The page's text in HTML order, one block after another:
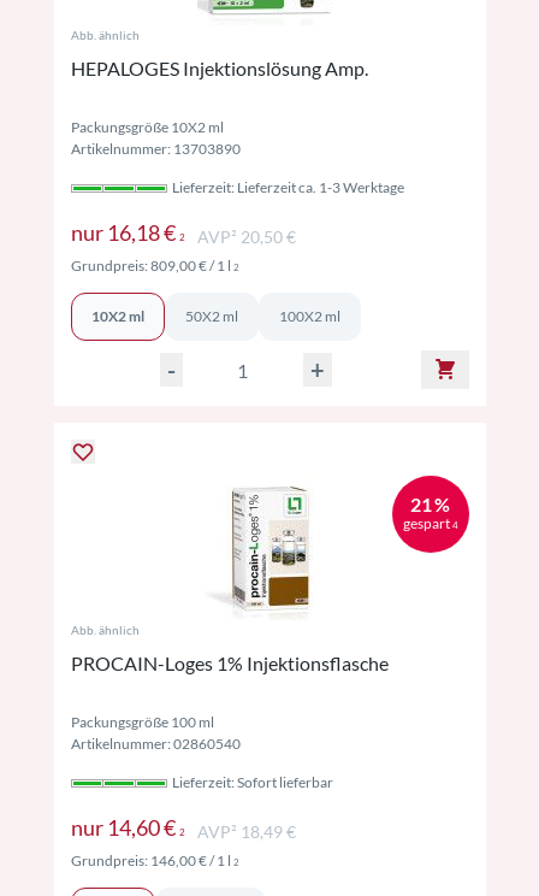
Abb. ähnlich
HEPALOGES Injektionslösung Amp.
Packungsgröße 10X2 ml
Artikelnummer: 13703890
Lieferzeit: Lieferzeit ca. 1-3 Werktage
nur 16,18 € 2Preise inkl. MwSt. ggf. zzgl. Versand
AVP² 20,50 €
Grundpreis:809,00 €/ 1 l 2Preise inkl. MwSt. ggf. zzgl. Versand
10X2 ml 50X2 ml 100X2 ml
- +
21 %
gespart 4
Abb. ähnlich
PROCAIN-Loges 1% Injektionsflasche
Packungsgröße 100 ml
Artikelnummer: 02860540
Lieferzeit: Sofort lieferbar
nur 14,60 € 2Preise inkl. MwSt. ggf. zzgl. Versand
AVP² 18,49 €
Grundpreis: 146,00 €/ 1 l 2Preise inkl. MwSt. ggf. zzgl. Versand